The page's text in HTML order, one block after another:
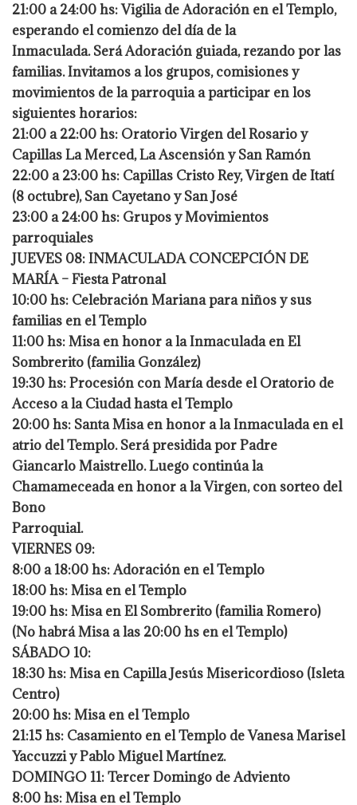
21:00 a 24:00 hs: Vigilia de Adoración en el Templo,
esperando el comienzo del día de la
Inmaculada. Será Adoración guiada, rezando por las
familias. Invitamos a los grupos, comisiones y
movimientos de la parroquia a participar en los
siguientes horarios:
21:00 a 22:00 hs: Oratorio Virgen del Rosario y
Capillas La Merced, La Ascensión y San Ramón
22:00 a 23:00 hs: Capillas Cristo Rey, Virgen de Itatí
(8 octubre), San Cayetano y San José
23:00 a 24:00 hs: Grupos y Movimientos
parroquiales
JUEVES 08: INMACULADA CONCEPCIÓN DE
MARÍA – Fiesta Patronal
10:00 hs: Celebración Mariana para niños y sus
familias en el Templo
11:00 hs: Misa en honor a la Inmaculada en El
Sombrerito (familia González)
19:30 hs: Procesión con María desde el Oratorio de
Acceso a la Ciudad hasta el Templo
20:00 hs: Santa Misa en honor a la Inmaculada en el
atrio del Templo. Será presidida por Padre
Giancarlo Maistrello. Luego continúa la
Chamameceada en honor a la Virgen, con sorteo del
Bono
Parroquial.
VIERNES 09:
8:00 a 18:00 hs: Adoración en el Templo
18:00 hs: Misa en el Templo
19:00 hs: Misa en El Sombrerito (familia Romero)
(No habrá Misa a las 20:00 hs en el Templo)
SÁBADO 10:
18:30 hs: Misa en Capilla Jesús Misericordioso (Isleta
Centro)
20:00 hs: Misa en el Templo
21:15 hs: Casamiento en el Templo de Vanesa Marisel
Yaccuzzi y Pablo Miguel Martínez.
DOMINGO 11: Tercer Domingo de Adviento
8:00 hs: Misa en el Templo